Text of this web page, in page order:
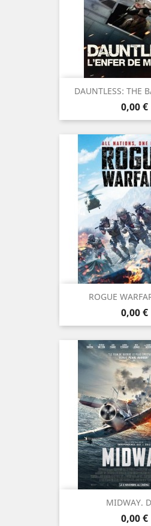
DAUNTLESS: THE
Prix
0,00 €
ROGUE
Prix
0,00 €
MIDWAY.
Prix
0,00 €